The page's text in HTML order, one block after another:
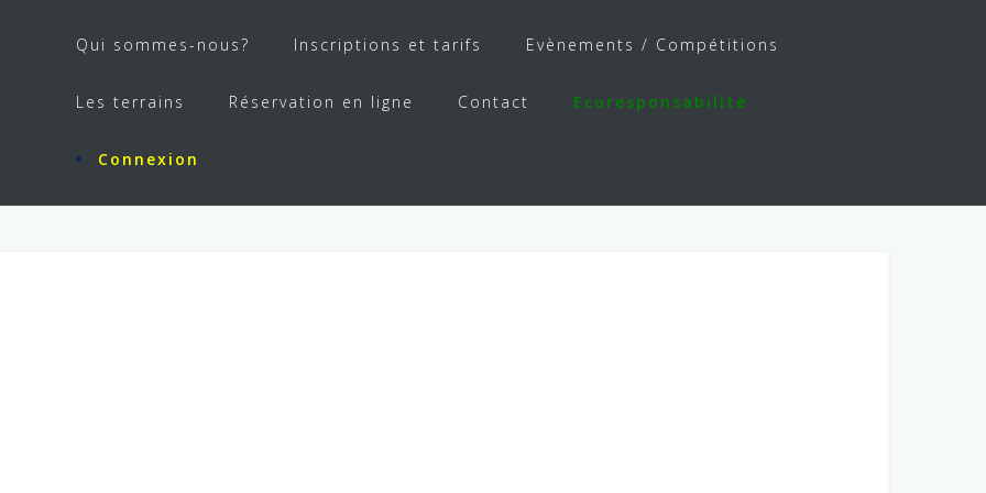
Qui sommes-nous? Inscriptions et tarifs Evènements / Compétitions
Les terrains Réservation en ligne Contact Ecoresponsabilité
Connexion